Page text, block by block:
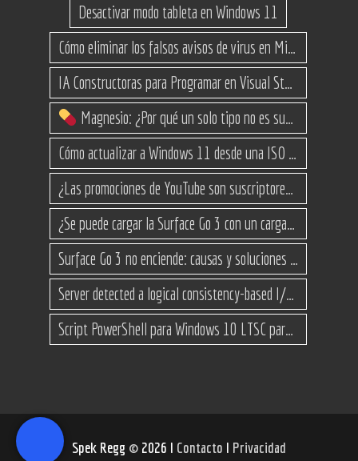
Desactivar modo tableta en Windows 11
Magnesio: ¿Por qué un solo tipo no es suficiente? (Guía de variantes)
Spek Regg © 2026 I Contacto I Privacidad